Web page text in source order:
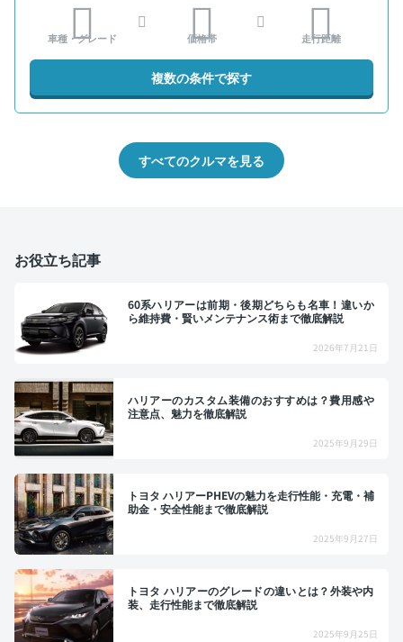
車種・グレード 価格帯 走行距離
複数の条件で探す
すべてのクルマを見る
お役立ち記事
60系ハリアーは前期・後期どちらも名車！違いか
ら維持費・賢いメンテナンス術まで徹底解説
2026年7月21日
ハリアーのカスタム装備のおすすめは？費用感や
注意点、魅力を徹底解説
2025年9月29日
トヨタ ハリアーPHEVの魅力を走行性能・充電・補
助金・安全性能まで徹底解説
2025年9月27日
トヨタ ハリアーのグレードの違いとは？外装や内
装、走行性能まで徹底解説
2025年9月25日